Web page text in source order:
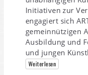
Initiativen zur
engagiert sich
gemeinnützigen
Ausbildung und
und jungen
Weiterlesen